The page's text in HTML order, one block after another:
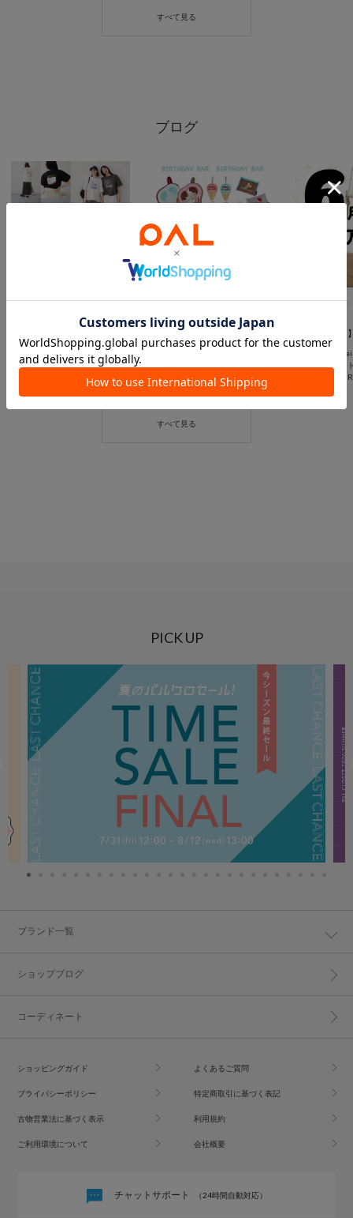
ブログ
Reina
アトレ川崎店
BIRTHDAY BAR
2026.06.18
BIRTHDAY BAR
ア
PICK UP
ブランド一覧
ショップブログ
コーディネート
ショッピングガイド よくあるご質問
プライバシーポリシー 特定商取引に基づく表記
古物営業法に基づく表示 利用規約
ご利用環境について 会社概要
チャットサポート （24時間自動対応）